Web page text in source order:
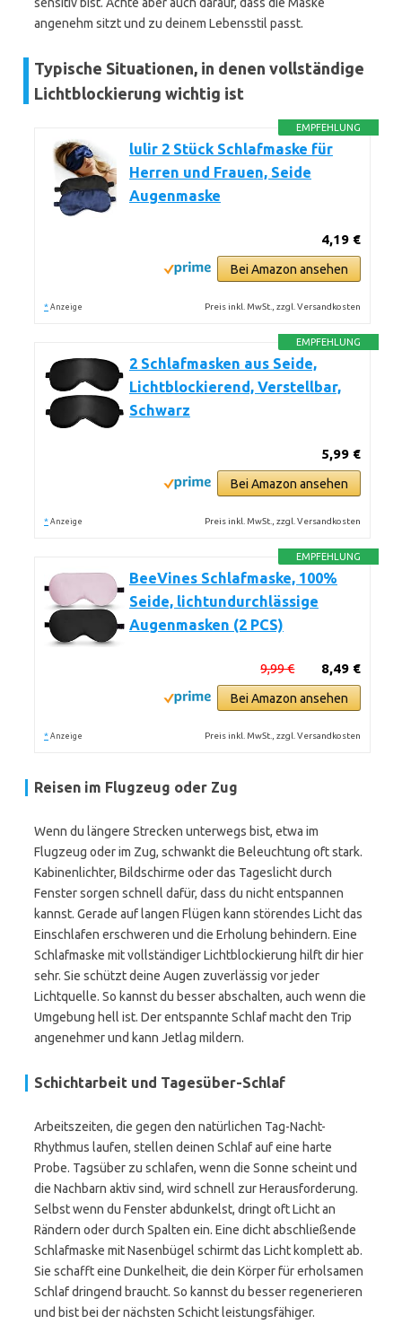
angenehm sitzt und zu deinem Lebensstil passt.
Typische Situationen, in denen vollständige
Lichtblockierung wichtig ist
EMPFEHLUNG
lulir 2 Stück Schlafmaske für
Herren und Frauen, Seide
Augenmaske
4,19 €
Bei Amazon ansehen
* Anzeige Preis inkl. MwSt., zzgl. Versandkosten
EMPFEHLUNG
2 Schlafmasken aus Seide,
Lichtblockierend, Verstellbar,
Schwarz
5,99 €
Bei Amazon ansehen
* Anzeige Preis inkl. MwSt., zzgl. Versandkosten
EMPFEHLUNG
BeeVines Schlafmaske, 100%
Seide, lichtundurchlässige
Augenmasken (2 PCS)
8,49 €
9,99 €
Bei Amazon ansehen
* Anzeige Preis inkl. MwSt., zzgl. Versandkosten
Reisen im Flugzeug oder Zug
Wenn du längere Strecken unterwegs bist, etwa im
Flugzeug oder im Zug, schwankt die Beleuchtung oft stark.
Kabinenlichter, Bildschirme oder das Tageslicht durch
Fenster sorgen schnell dafür, dass du nicht entspannen
kannst. Gerade auf langen Flügen kann störendes Licht das
Einschlafen erschweren und die Erholung behindern. Eine
Schlafmaske mit vollständiger Lichtblockierung hilft dir hier
sehr. Sie schützt deine Augen zuverlässig vor jeder
Lichtquelle. So kannst du besser abschalten, auch wenn die
Umgebung hell ist. Der entspannte Schlaf macht den Trip
angenehmer und kann Jetlag mildern.
Schichtarbeit und Tagesüber-Schlaf
Arbeitszeiten, die gegen den natürlichen Tag-Nacht-
Rhythmus laufen, stellen deinen Schlaf auf eine harte
Probe. Tagsüber zu schlafen, wenn die Sonne scheint und
die Nachbarn aktiv sind, wird schnell zur Herausforderung.
Selbst wenn du Fenster abdunkelst, dringt oft Licht an
Rändern oder durch Spalten ein. Eine dicht abschließende
Schlafmaske mit Nasenbügel schirmt das Licht komplett ab.
Sie schafft eine Dunkelheit, die dein Körper für erholsamen
Schlaf dringend braucht. So kannst du besser regenerieren
und bist bei der nächsten Schicht leistungsfähiger.